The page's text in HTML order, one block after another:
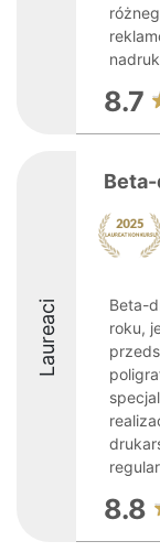
8.7
Laureaci
Beta-
roku,
8.8